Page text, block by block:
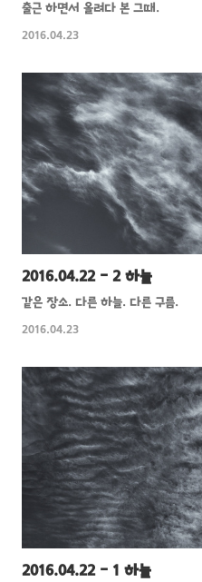
출근 하면서 올려다 본 그때.
2016.04.23
2016.04.22 - 2 하늘
같은 장소. 다른 하늘. 다른 구름.
2016.04.23
2016.04.22 - 1 하늘